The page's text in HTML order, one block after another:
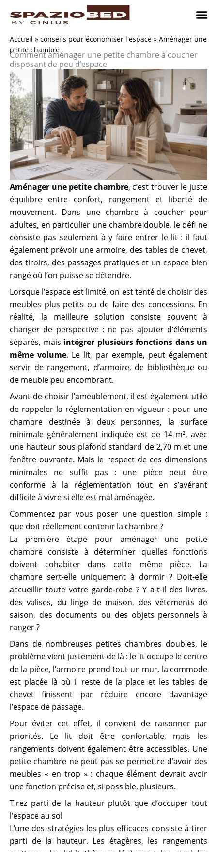
Accueil » conseils pour économiser l'espace » Aménager une
petite chambre
Comment aménager une petite chambre à coucher
disposant de peu d’espace
Aménager une petite chambre, c’est trouver le juste
équilibre entre confort, rangement et liberté de
mouvement. Dans une chambre à coucher pour
adultes, en particulier une chambre double, le défi ne
consiste pas seulement à y faire entrer le lit : il faut
également prévoir une armoire, des tables de chevet,
des tiroirs, des passages pratiques et un espace bien
rangé où l’on puisse se détendre.
Lorsque l’espace est limité, on est tenté de choisir des
meubles plus petits ou de faire des concessions. En
réalité, la meilleure solution consiste souvent à
changer de perspective : ne pas ajouter d’éléments
séparés, mais intégrer plusieurs fonctions dans un
même volume. Le lit, par exemple, peut également
servir de rangement, d’armoire, de bibliothèque ou
de meuble peu encombrant.
Avant de choisir l’ameublement, il est également utile
de rappeler la réglementation en vigueur : pour une
chambre destinée à deux personnes, la surface
minimale généralement indiquée est de 14 m², avec
une hauteur sous plafond standard de 2,70 m et une
fenêtre ouvrante. Mais le respect de ces dimensions
minimales ne suffit pas : une pièce peut être
conforme à la réglementation tout en s’avérant
difficile à vivre si elle est mal aménagée.
Commencez par vous poser une question simple :
que doit réellement contenir la chambre ?
La première étape pour aménager une petite
chambre consiste à déterminer quelles fonctions
doivent cohabiter dans cette même pièce. La
chambre sert-elle uniquement à dormir ? Doit-elle
accueillir toute votre garde-robe ? Y a-t-il des livres,
des valises, du linge de maison, des vêtements de
saison, des documents ou des objets personnels à
ranger ?
Dans de nombreuses petites chambres doubles, le
problème vient justement de là : le lit occupe le centre
de la pièce, l’armoire prend tout un mur, la commode
est placée là où il reste de la place et les tables de
chevet finissent par réduire encore davantage
l’espace de passage.
Pour éviter cet effet, il convient de raisonner par
priorités. Le lit doit être confortable, mais les
rangements doivent également être accessibles. Une
petite chambre ne peut pas se permettre d’avoir des
meubles « en trop » : chaque élément devrait avoir
une fonction précise et, si possible, plusieurs.
Tirez parti de la hauteur plutôt que d’occuper tout
l’espace au sol
L’une des stratégies les plus efficaces consiste à tirer
parti de la hauteur. Les étagères, les rangements